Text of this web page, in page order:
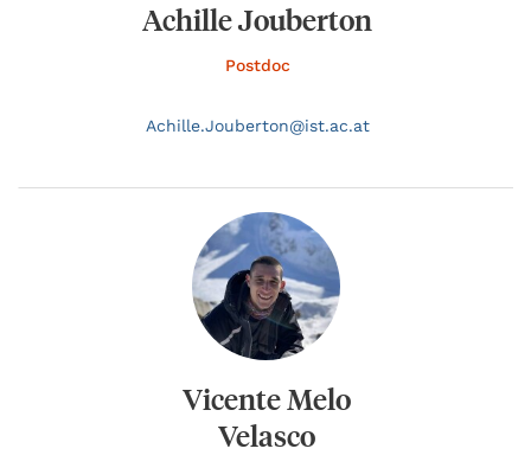
Achille Jouberton
Postdoc
Achille.Jouberton@ist.ac.at
Vicente Melo
Velasco